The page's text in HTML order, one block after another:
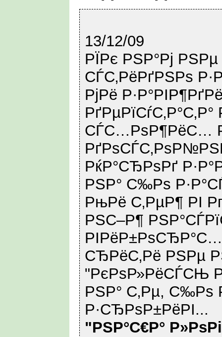
13/12/09
РЇРє РЅР°Рј
СЃС‚РёРґРЅРѕ
РјРё
СЃС…РѕР¶РёС…
РќР°СЂРѕРґ
РЅР° С‰Рѕ
РњРё С‚РµР¶ РІ
РЅС–Р¶
СЂРёС‚Рё РЅРµ
"РєРѕР»РёСЃСЊ
РЅР° С‚Рµ, С‰Рѕ
Р·СЂРѕР±РёРІ...
"РЅР°С€Р°